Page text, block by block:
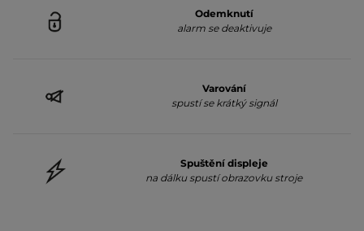
Odemknutí
alarm se deaktivuje
Varování
spustí se krátký signál
Spuštění displeje
na dálku spustí obrazovku stroje